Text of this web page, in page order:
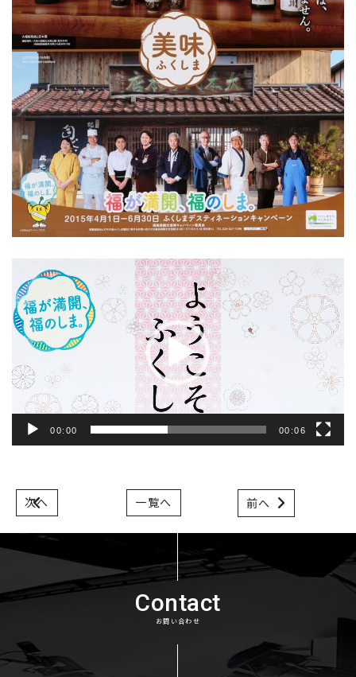
画
プ
レ
ヤ
ー
00:00 00:06
次へ 一覧へ 前へ
Contact
お問い合わせ